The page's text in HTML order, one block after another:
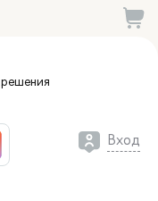
решения
Вход